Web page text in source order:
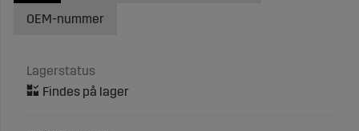
Lagerstatus
OEM-nummer